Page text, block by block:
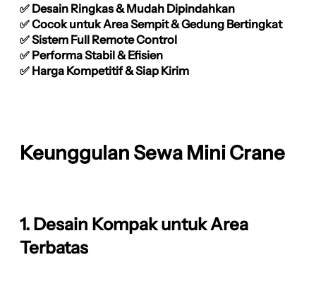
✅ Desain Ringkas & Mudah Dipindahkan
✅ Cocok untuk Area Sempit & Gedung Bertingkat
✅ Sistem Full Remote Control
✅ Performa Stabil & Efisien
✅ Harga Kompetitif & Siap Kirim
Keunggulan Sewa Mini Crane
1. Desain Kompak untuk Area
Terbatas